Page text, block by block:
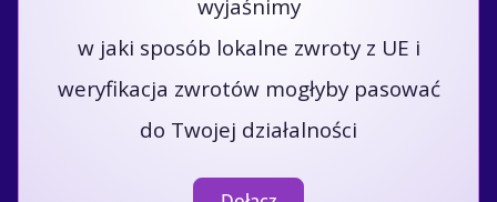
wyjaśnimy
w jaki sposób lokalne zwroty z UE i
weryfikacja zwrotów mogłyby pasować
do Twojej działalności